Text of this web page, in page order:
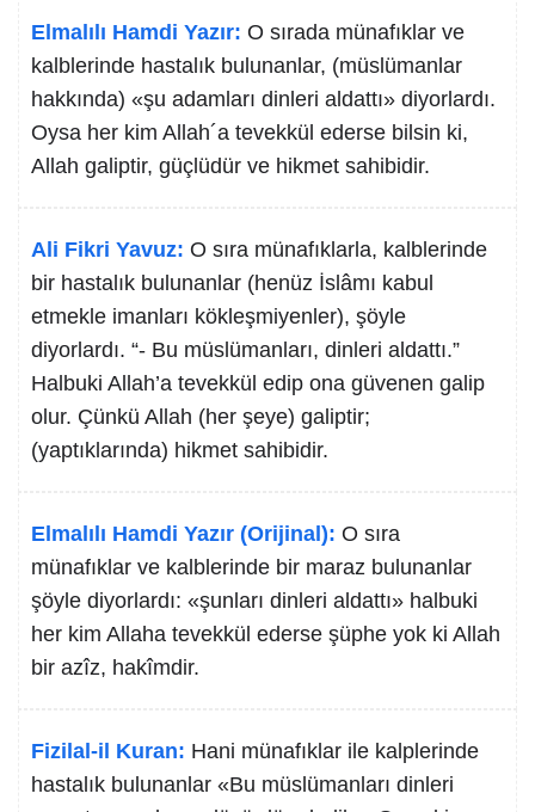
Elmalılı Hamdi Yazır: O sırada münafıklar ve
kalblerinde hastalık bulunanlar, (müslümanlar
hakkında) «şu adamları dinleri aldattı» diyorlardı.
Oysa her kim Allah´a tevekkül ederse bilsin ki,
Allah galiptir, güçlüdür ve hikmet sahibidir.
Ali Fikri Yavuz: O sıra münafıklarla, kalblerinde
bir hastalık bulunanlar (henüz İslâmı kabul
etmekle imanları kökleşmiyenler), şöyle
diyorlardı. “- Bu müslümanları, dinleri aldattı.”
Halbuki Allah’a tevekkül edip ona güvenen galip
olur. Çünkü Allah (her şeye) galiptir;
(yaptıklarında) hikmet sahibidir.
Elmalılı Hamdi Yazır (Orijinal): O sıra
münafıklar ve kalblerinde bir maraz bulunanlar
şöyle diyorlardı: «şunları dinleri aldattı» halbuki
her kim Allaha tevekkül ederse şüphe yok ki Allah
bir azîz, hakîmdir.
Fizilal-il Kuran: Hani münafıklar ile kalplerinde
hastalık bulunanlar «Bu müslümanları dinleri